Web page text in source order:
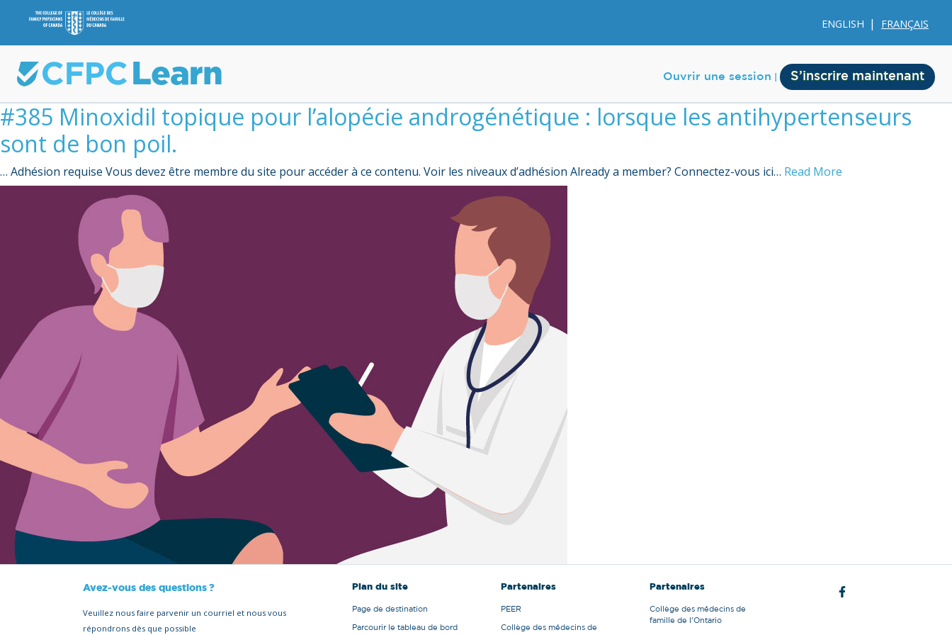
ENGLISH FRANÇAIS
Ouvrir une session S’inscrire maintenant
#385 Minoxidil topique pour l’alopécie androgénétique : lorsque les antihypertenseurs
sont de bon poil.
… Adhésion requise Vous devez être membre du site pour accéder à ce contenu. Voir les niveaux d’adhésion Already a member? Connectez-vous ici… Read More
Avez-vous des questions ?
Veuillez nous faire parvenir un courriel et nous vous
répondrons dès que possible
Plan du site
Page de destination
Parcourir le tableau de bord
Partenaires
PEER
Collège des médecins de
Partenaires
Collège des médecins de
famille de l'Ontario